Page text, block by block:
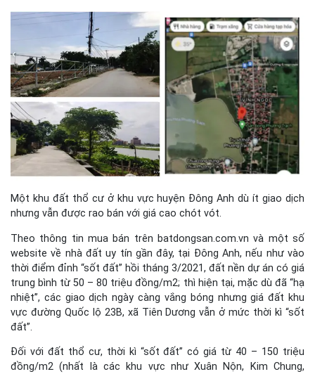
Một khu đất thổ cư ở khu vực huyện Đông Anh dù ít giao dịch
nhưng vẫn được rao bán với giá cao chót vót.
Theo thông tin mua bán trên batdongsan.com.vn và một số
website về nhà đất uy tín gần đây, tại Đông Anh, nếu như vào
thời điểm đỉnh “sốt đất” hồi tháng 3/2021, đất nền dự án có giá
trung bình từ 50 – 80 triệu đồng/m2; thì hiện tại, mặc dù đã “hạ
nhiệt”, các giao dịch ngày càng vắng bóng nhưng giá đất khu
vực đường Quốc lộ 23B, xã Tiên Dương vẫn ở mức thời kì “sốt
đất”.
Đối với đất thổ cư, thời kì “sốt đất” có giá từ 40 – 150 triệu
đồng/m2 (nhất là các khu vực như Xuân Nộn, Kim Chung,